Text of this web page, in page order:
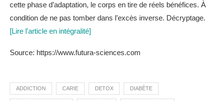
cette phase d’adaptation, le corps en tire de réels bénéfices. À
condition de ne pas tomber dans l’excès inverse. Décryptage.
[Lire l'article en intégralité]
Source: https://www.futura-sciences.com
ADDICTION CARIE DETOX DIABÈTE